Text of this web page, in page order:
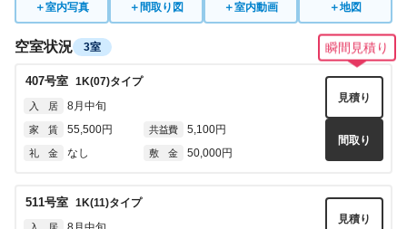
＋室内写真 ＋ 間取り図 ＋室内動画 ＋地図
空室状況 3室 瞬間見積り
407号室 1K(07)タイプ
入 居 8月中旬
家 賃 55,500円 共益費 5,100円
礼 金 なし 敷 金 50,000円
見積り
間取り
511号室 1K(11)タイプ
見積り